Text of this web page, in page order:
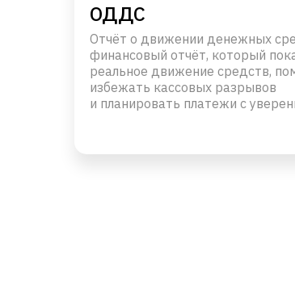
ОДДС
Отчёт о движении денежных
финансовый отчёт, который
реальное движение средств,
избежать кассовых разрывов
и планировать платежи с